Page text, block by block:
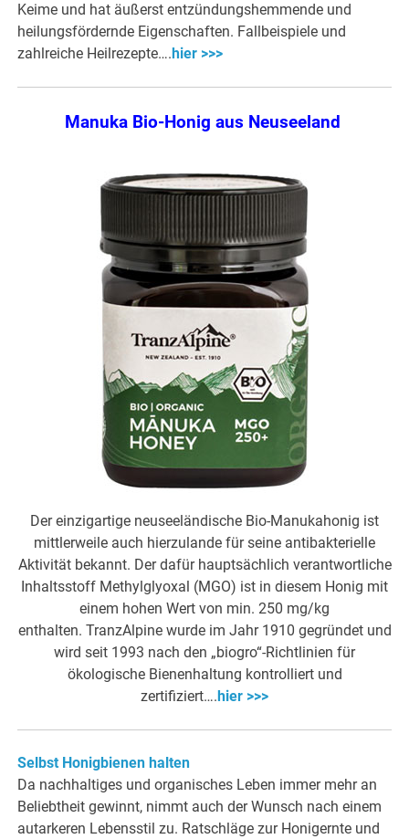
Keime und hat äußerst entzündungshemmende und
heilungsfördernde Eigenschaften. Fallbeispiele und
zahlreiche Heilrezepte…. hier >>>
Manuka Bio-Honig aus Neuseeland
Der einzigartige neuseeländische Bio-Manukahonig ist
mittlerweile auch hierzulande für seine antibakterielle
Aktivität bekannt. Der dafür hauptsächlich verantwortliche
Inhaltsstoff Methylglyoxal (MGO) ist in diesem Honig mit
einem hohen Wert von min. 250 mg/kg
enthalten. TranzAlpine wurde im Jahr 1910 gegründet und
wird seit 1993 nach den „biogro“-Richtlinien für
ökologische Bienenhaltung kontrolliert und
zertifiziert…. hier >>>
Selbst Honigbienen halten
Da nachhaltiges und organisches Leben immer mehr an
Beliebtheit gewinnt, nimmt auch der Wunsch nach einem
autarkeren Lebensstil zu. Ratschläge zur Honigernte und